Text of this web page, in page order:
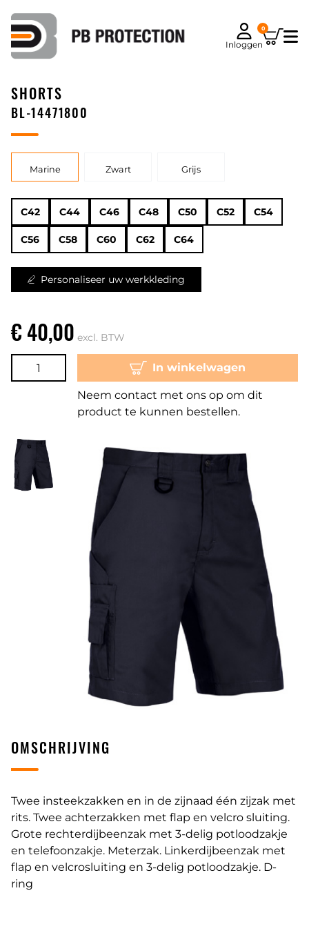
Inloggen
0
SHORTS
BL-14471800
Marine Zwart Grijs
C42 C44 C46 C48 C50 C52 C54
C56 C58 C60 C62 C64
Personaliseer uw werkkleding
€ 40,00 excl. BTW
In winkelwagen
Neem contact met ons op om dit
product te kunnen bestellen.
OMSCHRIJVING
Twee insteekzakken en in de zijnaad één zijzak met
rits. Twee achterzakken met flap en velcro sluiting.
Grote rechterdijbeenzak met 3-delig potloodzakje
en telefoonzakje. Meterzak. Linkerdijbeenzak met
flap en velcrosluiting en 3-delig potloodzakje. D-
ring